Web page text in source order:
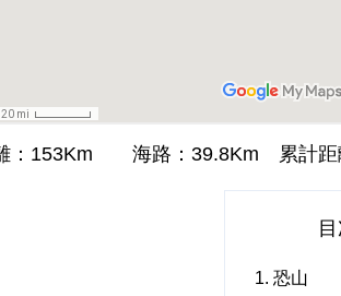
：153Km 海路：39.8Km 累計距
恐山